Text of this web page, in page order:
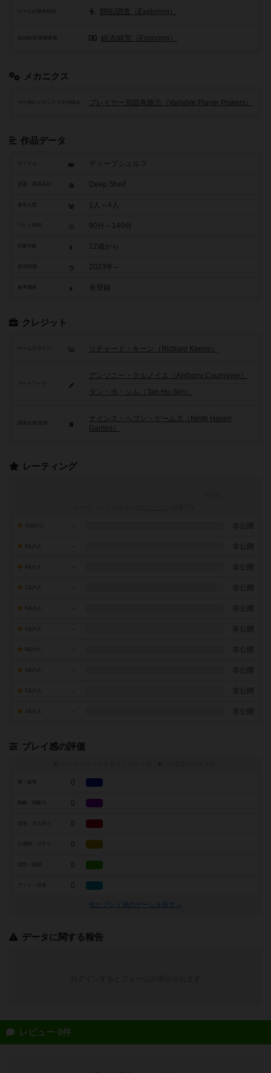
ゲームの基本目的 開拓/調査（Exploring）
政治経済/各種産業 経済/経営（Economy）
メカニクス
その他のメカニクスや仕組み プレイヤー別固有能力（Variable Player Powers）
作品データ
タイトル ディープシェルフ
Deep Shelf
参加人数 1人～4人
90分～140分
12歳から
2023年～
参考価格 未登録
クレジット
ゲームデザイン リチャード・キーン（Richard Keene）
アートワーク
アンソニー・クルノイエ（Anthony Cournoyer）
タン・ホ・シム（Tan Ho Sim）
ナインス・ヘブン・ゲームズ（Ninth Haven
Games）
レーティング
- 非公開
- 非公開
- 非公開
7点の人 - 非公開
- 非公開
- 非公開
- 非公開
- 非公開
- 非公開
- 非公開
プレイ感の評価
※
0
戦略・判断力 0
0
0
0
アート・外見 0
似たプレイ感のゲームを探す→
データに関する報告
レビュー 0件